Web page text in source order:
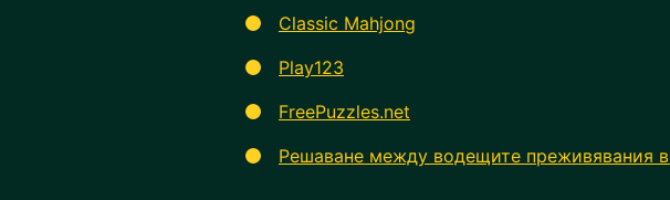
Classic Mahjong
Play123
FreePuzzles.net
Решаване между водещите преживявания